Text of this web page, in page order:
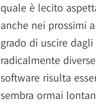
quale è lecito
anche nei prossimi
grado di uscire
radicalmente
software risulta
sembra ormai